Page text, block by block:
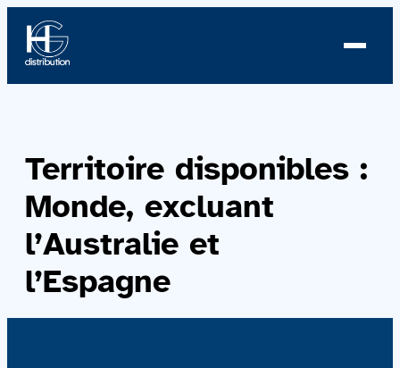
Profil
Nouvelles
Territoire disponibles :
Monde, excluant
l’Australie et
l’Espagne